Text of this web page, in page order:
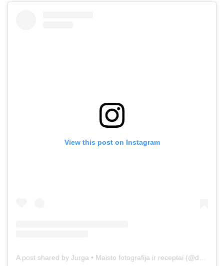
View this post on Instagram